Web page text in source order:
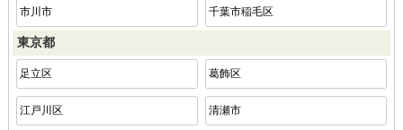
市川市 千葉市稲毛区
東京都
足立区 葛飾区
江戸川区 清瀬市